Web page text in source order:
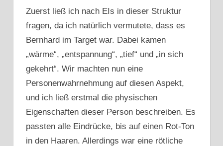
Zuerst ließ ich nach EIs in dieser Struktur
fragen, da ich natürlich vermutete, dass es
Bernhard im Target war. Dabei kamen
„wärme“, „entspannung“, „tief“ und „in sich
gekehrt“. Wir machten nun eine
Personenwahrnehmung auf diesen Aspekt,
und ich ließ erstmal die physischen
Eigenschaften dieser Person beschreiben. Es
passten alle Eindrücke, bis auf einen Rot-Ton
in den Haaren. Allerdings war eine rötliche